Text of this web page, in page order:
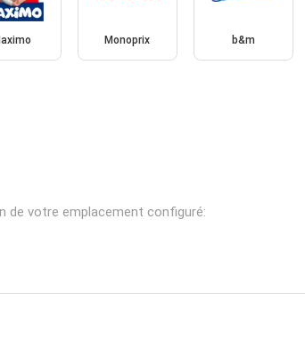
Monoprix b&m
de votre emplacement configuré: